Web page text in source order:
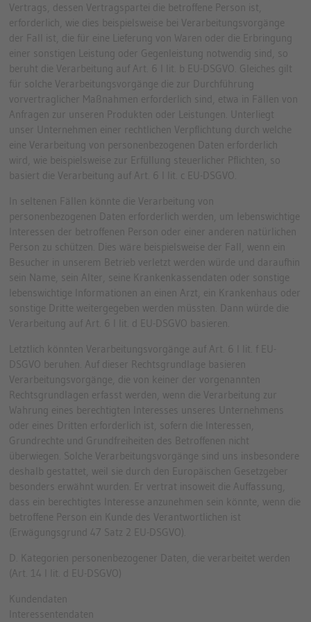
Vertrags, dessen Vertragspartei die betroffene Person ist,
erforderlich, wie dies beispielsweise bei Verarbeitungsvorgänge
der Fall ist, die für eine Lieferung von Waren oder die Erbringung
einer sonstigen Leistung oder Gegenleistung notwendig sind, so
beruht die Verarbeitung auf Art. 6 I lit. b EU-DSGVO. Gleiches gilt
für solche Verarbeitungsvorgänge die zur Durchführung
vorvertraglicher Maßnahmen erforderlich sind, etwa in Fällen von
Anfragen zur unseren Produkten oder Leistungen. Unterliegt
unser Unternehmen einer rechtlichen Verpflichtung durch welche
eine Verarbeitung von personenbezogenen Daten erforderlich
wird, wie beispielsweise zur Erfüllung steuerlicher Pflichten, so
basiert die Verarbeitung auf Art. 6 I lit. c EU-DSGVO.
In seltenen Fällen könnte die Verarbeitung von
personenbezogenen Daten erforderlich werden, um lebenswichtige
Interessen der betroffenen Person oder einer anderen natürlichen
Person zu schützen. Dies wäre beispielsweise der Fall, wenn ein
Besucher in unserem Betrieb verletzt werden würde und daraufhin
sein Name, sein Alter, seine Krankenkassendaten oder sonstige
lebenswichtige Informationen an einen Arzt, ein Krankenhaus oder
sonstige Dritte weitergegeben werden müssten. Dann würde die
Verarbeitung auf Art. 6 I lit. d EU-DSGVO basieren.
Letztlich könnten Verarbeitungsvorgänge auf Art. 6 I lit. f EU-
DSGVO beruhen. Auf dieser Rechtsgrundlage basieren
Verarbeitungsvorgänge, die von keiner der vorgenannten
Rechtsgrundlagen erfasst werden, wenn die Verarbeitung zur
Wahrung eines berechtigten Interesses unseres Unternehmens
oder eines Dritten erforderlich ist, sofern die Interessen,
Grundrechte und Grundfreiheiten des Betroffenen nicht
überwiegen. Solche Verarbeitungsvorgänge sind uns insbesondere
deshalb gestattet, weil sie durch den Europäischen Gesetzgeber
besonders erwähnt wurden. Er vertrat insoweit die Auffassung,
dass ein berechtigtes Interesse anzunehmen sein könnte, wenn die
betroffene Person ein Kunde des Verantwortlichen ist
(Erwägungsgrund 47 Satz 2 EU-DSGVO).
D. Kategorien personenbezogener Daten, die verarbeitet werden
(Art. 14 I lit. d EU-DSGVO)
Kundendaten
Interessentendaten